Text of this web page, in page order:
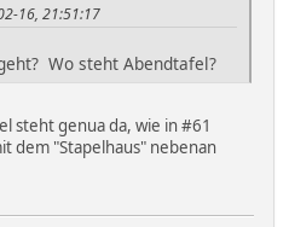
16, 21:51:17
Wo steht Abendtafel?
steht genua da, wie in #61
dem "Stapelhaus" nebenan